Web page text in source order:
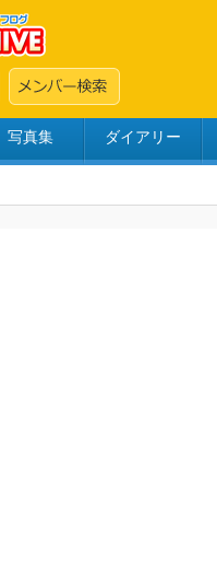
写真集 ダイアリー